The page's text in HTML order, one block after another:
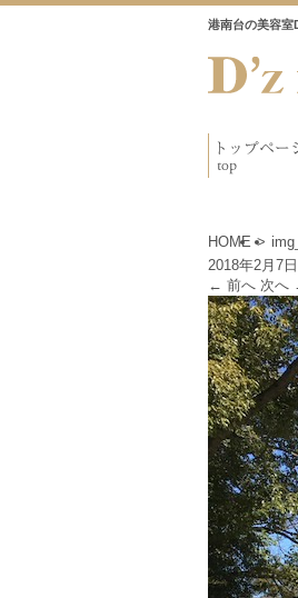
港南台の美容室
HOME >
2018年2月7日
← 前へ 次へ